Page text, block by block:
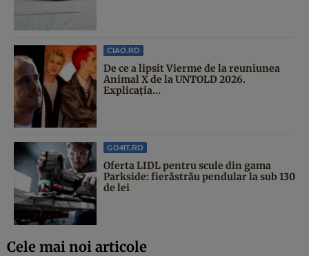
CIAO.RO
De ce a lipsit Vierme de la reuniunea
Animal X de la UNTOLD 2026.
Explicația...
GO4IT.RO
Oferta LIDL pentru scule din gama
Parkside: fierăstrău pendular la sub 130
de lei
Cele mai noi articole